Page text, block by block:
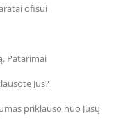
ofisui
Patarimai
Jūs?
priklauso nuo Jūsų